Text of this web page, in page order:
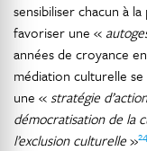
sensibiliser chacun à
favoriser une «
années de croyance
médiation culturelle
une «stratégie
démocratisation de la
l’exclusion culturelle»24